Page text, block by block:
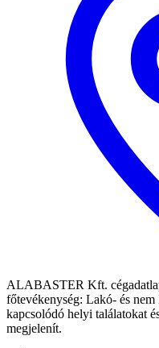
ALABASTER Kft.
főtevékenység: Lakó- és
kapcsolódó helyi találatokat
megjelenít.